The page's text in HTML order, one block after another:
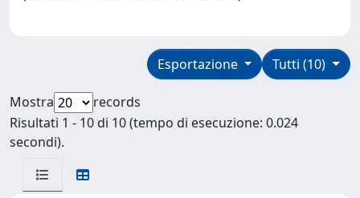
Tutti (10)
Esportazione
Mostra
records
Risultati 1 - 10 di 10 (tempo di esecuzione: 0.024
secondi).